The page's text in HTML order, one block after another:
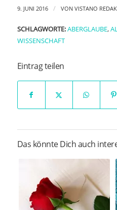
9. JUNI 2016 / VON VISTANO
SCHLAGWORTE: ABERGLAUBE,
WISSENSCHAFT
Eintrag teilen
Das könnte Dich auch